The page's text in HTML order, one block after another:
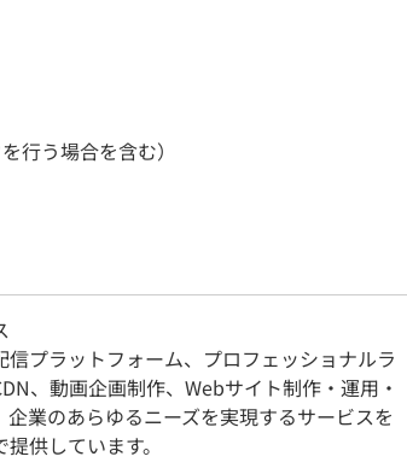
行う場合を含む）
信プラットフォーム、プロフェッショナルラ
、動画企画制作、Webサイト制作・運用・
企業のあらゆるニーズを実現するサービスを
供しています。